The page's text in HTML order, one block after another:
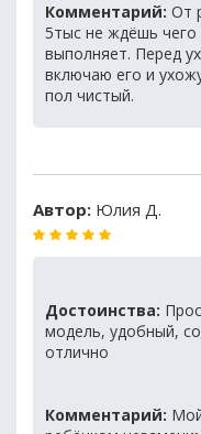
Комментарий: От
5тыс не ждёшь
выполняет. Перед
включаю его и
пол чистый.
Автор: Юлия Д.
Достоинства:
модель, удобный,
отлично
Комментарий: